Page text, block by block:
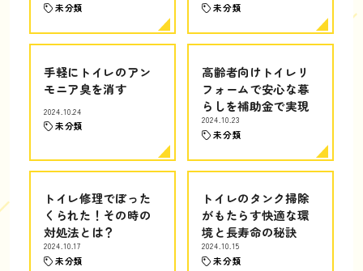
未分類 未分類
手軽にトイレのアン
モニア臭を消す
2024.10.24
未分類
高齢者向けトイレリ
フォームで安心な暮
らしを補助金で実現
2024.10.23
未分類
トイレ修理でぼった
くられた！その時の
対処法とは？
2024.10.17
未分類
トイレのタンク掃除
がもたらす快適な環
境と長寿命の秘訣
2024.10.15
未分類